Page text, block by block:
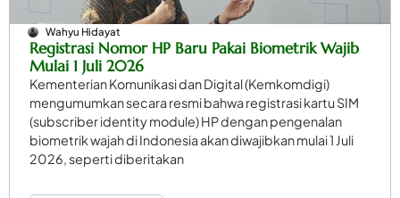
Wahyu Hidayat
Registrasi Nomor HP Baru Pakai Biometrik Wajib
Mulai 1 Juli 2026
Kementerian Komunikasi dan Digital (Kemkomdigi)
mengumumkan secara resmi bahwa registrasi kartu SIM
(subscriber identity module) HP dengan pengenalan
biometrik wajah di Indonesia akan diwajibkan mulai 1 Juli
2026, seperti diberitakan